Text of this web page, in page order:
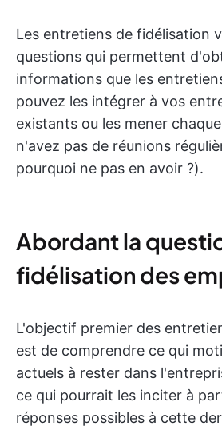
Les entretiens de fidélisation
questions qui permettent
informations que les
pouvez les intégrer à vos
existants ou les mener
n'avez pas de réunions
pourquoi ne pas en avoir ?).
Abordant la
fidélisation des
L'objectif premier des
est de comprendre ce qui
actuels à rester dans
ce qui pourrait les inciter à
réponses possibles à cette